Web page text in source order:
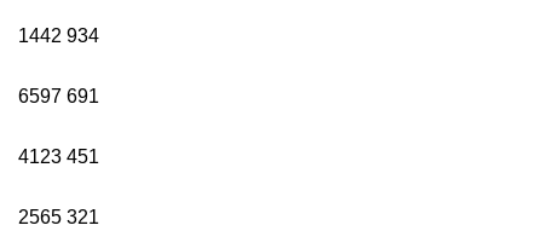
1442 934
6597 691
4123 451
2565 321